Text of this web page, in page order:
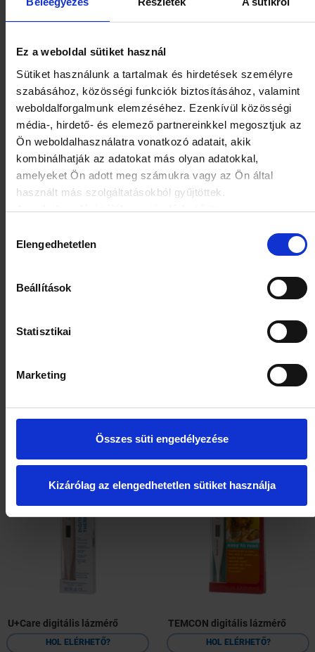
Ez a weboldal sütiket használ
Sütiket használunk a tartalmak és hirdetések személyre
szabásához, közösségi funkciók biztosításához, valamint
weboldalforgalmunk elemzéséhez. Ezenkívül közösségi
média-, hirdető- és elemező partnereinkkel megosztjuk az
Ön weboldalhasználatra vonatkozó adatait, akik
kombinálhatják az adatokat más olyan adatokkal,
amelyeket Ön adott meg számukra vagy az Ön által
használt más szolgáltatásokból gyűjtöttek.
Az adatkezelési tájékoztató elérhető itt.
kiválasztása
Elengedhetetlen
Beállítások
Statisztikai
Marketing
Összes süti engedélyezése
Kizárólag az elengedhetetlen sütiket használja
Jutavit lázmérő digitális
flexibilis 1 db
HOL ELÉRHETŐ?
Jutavit lázmérő higanymentes
1 db
HOL ELÉRHETŐ?
Thermoval Standard lázmérő 1
U+Care digitális lázmérő
HOL ELÉRHETŐ?
TEMCON digitális lázmérő
HOL ELÉRHETŐ?